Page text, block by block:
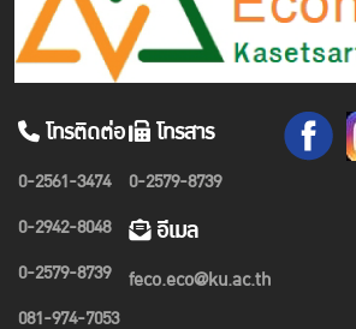
โทรติดต่อ
0-2561-3474
0-2942-8048
0-2579-8739
081-974-7053
โทรสาร
0-2579-8739
อีเมล
feco.eco@ku.ac.th